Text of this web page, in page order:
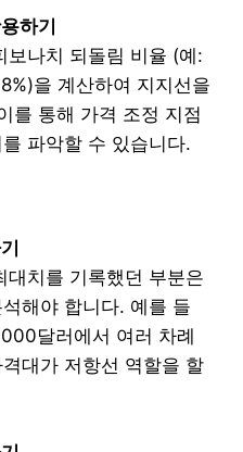
하기
보나치 되돌림 비율 (예:
을 계산하여 지지선을
를 통해 가격 조정 지점
파악할 수 있습니다.
대치를 기록했던 부분은
해야 합니다. 예를 들
달러에서 여러 차례
대가 저항선 역할을 할